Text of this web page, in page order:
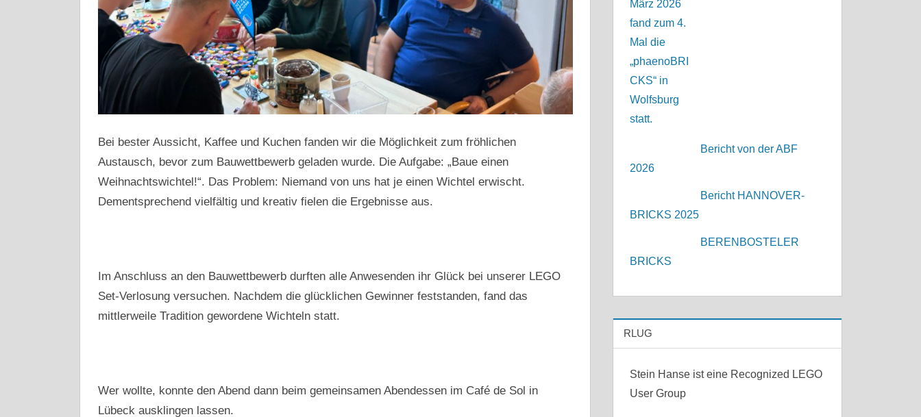
Bei bester Aussicht, Kaffee und Kuchen fanden wir die Möglichkeit zum fröhlichen
Austausch, bevor zum Bauwettbewerb geladen wurde. Die Aufgabe: „Baue einen
Weihnachtswichtel!“. Das Problem: Niemand von uns hat je einen Wichtel erwischt.
Dementsprechend vielfältig und kreativ fielen die Ergebnisse aus.
Im Anschluss an den Bauwettbewerb durften alle Anwesenden ihr Glück bei unserer LEGO
Set-Verlosung versuchen. Nachdem die glücklichen Gewinner feststanden, fand das
mittlerweile Tradition gewordene Wichteln statt.
Wer wollte, konnte den Abend dann beim gemeinsamen Abendessen im Café de Sol in
Lübeck ausklingen lassen.
Bericht von der ABF
2026
Bericht HANNOVER-
BRICKS 2025
BERENBOSTELER
BRICKS
RLUG
Stein Hanse ist eine Recognized LEGO
User Group